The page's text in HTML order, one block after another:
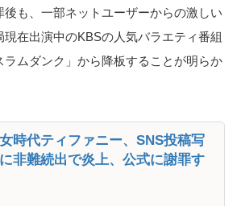
後も、一部ネットユーザーからの激しい
在出演中のKBSの人気バラエティ番組
ラムダンク」から降板することが明らか
時代ティファニー、SNS投稿写
非難続出で炎上、公式に謝罪す